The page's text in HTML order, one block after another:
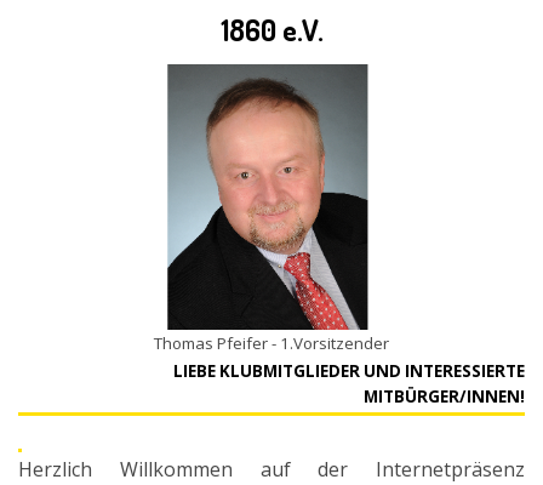
1860 e.V.
Thomas Pfeifer - 1.Vorsitzender
LIEBE KLUBMITGLIEDER UND INTERESSIERTE
MITBÜRGER/INNEN!
Herzlich Willkommen auf der Internetpräsenz